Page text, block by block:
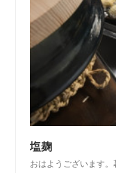
塩麹
おはようございます